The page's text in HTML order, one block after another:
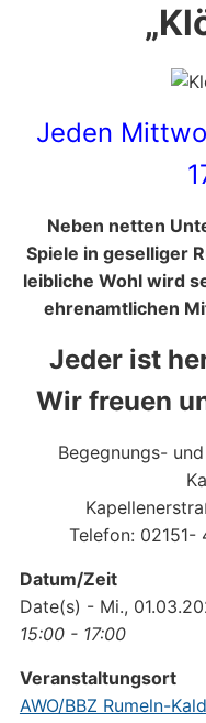
Jeden
Neben netten
Spiele in geselliger
leibliche Wohl wird
ehrenamtlichen
Jeder ist
Wir freuen
Begegnungs-
Telefon: 02151-
Datum/Zeit
Date(s) - Mi.,
15:00 - 17:00
Veranstaltungsort
AWO/BBZ Rumeln-